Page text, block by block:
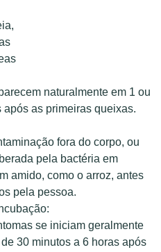
naturalmente em 1 ou
após as primeiras queixas.
fora do corpo, ou
pela bactéria em
amido, como o arroz, antes
pela pessoa.
se iniciam geralmente
30 minutos a 6 horas após